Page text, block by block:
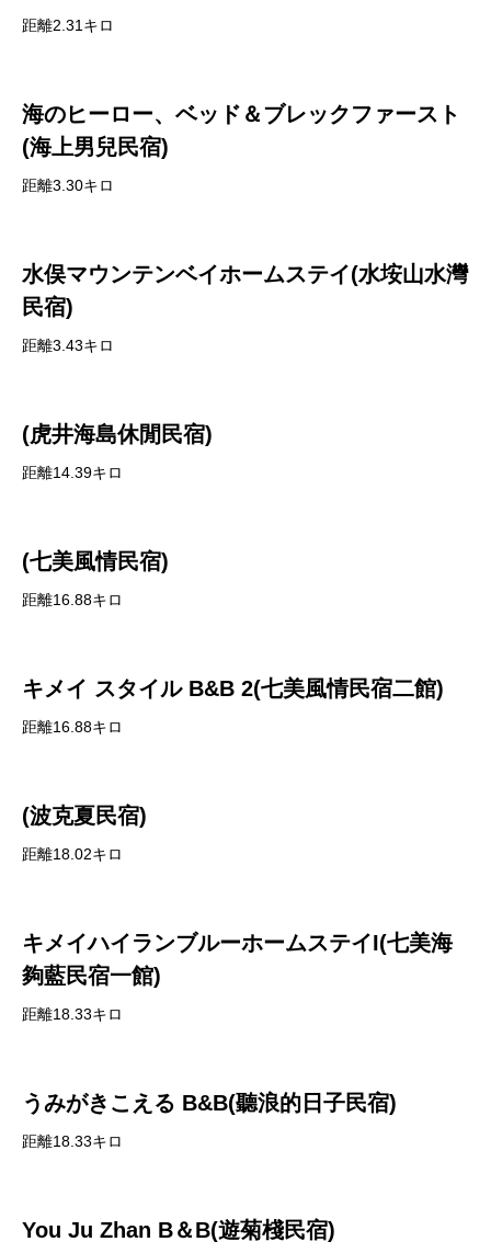
距離2.31キロ
海のヒーロー、ベッド＆ブレックファースト
(海上男兒民宿)
距離3.30キロ
水俣マウンテンベイホームステイ(水垵山水灣
民宿)
距離3.43キロ
(虎井海島休閒民宿)
距離14.39キロ
(七美風情民宿)
距離16.88キロ
キメイ スタイル B&B 2(七美風情民宿二館)
距離16.88キロ
(波克夏民宿)
距離18.02キロ
キメイハイランブルーホームステイI(七美海
夠藍民宿一館)
距離18.33キロ
うみがきこえる B&B(聽浪的日子民宿)
距離18.33キロ
You Ju Zhan B＆B(遊菊棧民宿)